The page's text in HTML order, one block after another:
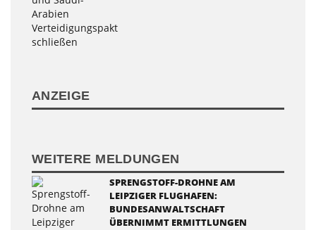
ANZEIGE
WEITERE MELDUNGEN
SPRENGSTOFF-DROHNE AM
LEIPZIGER FLUGHAFEN:
BUNDESANWALTSCHAFT
ÜBERNIMMT ERMITTLUNGEN